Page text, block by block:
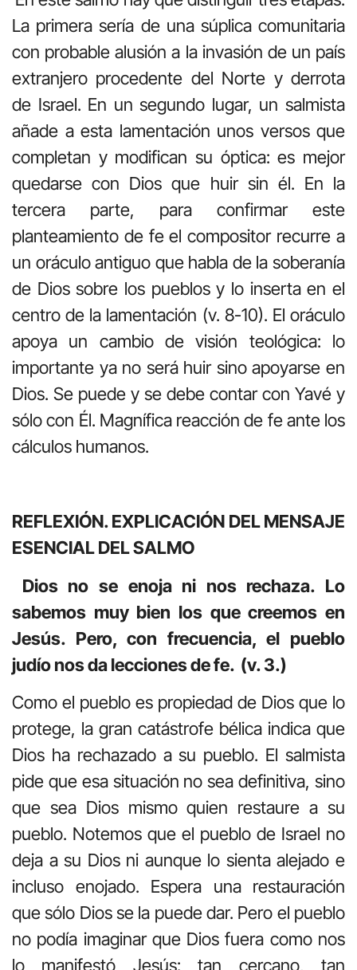
La primera sería de una súplica comunitaria
con probable alusión a la invasión de un país
extranjero procedente del Norte y derrota
de Israel. En un segundo lugar, un salmista
añade a esta lamentación unos versos que
completan y modifican su óptica: es mejor
quedarse con Dios que huir sin él. En la
tercera parte, para confirmar este
planteamiento de fe el compositor recurre a
un oráculo antiguo que habla de la soberanía
de Dios sobre los pueblos y lo inserta en el
centro de la lamentación (v. 8-10). El oráculo
apoya un cambio de visión teológica: lo
importante ya no será huir sino apoyarse en
Dios. Se puede y se debe contar con Yavé y
sólo con Él. Magnífica reacción de fe ante los
cálculos humanos.
REFLEXIÓN. EXPLICACIÓN DEL MENSAJE
ESENCIAL DEL SALMO
Dios no se enoja ni nos rechaza. Lo
sabemos muy bien los que creemos en
Jesús. Pero, con frecuencia, el pueblo
judío nos da lecciones de fe. (v. 3.)
Como el pueblo es propiedad de Dios que lo
protege, la gran catástrofe bélica indica que
Dios ha rechazado a su pueblo. El salmista
pide que esa situación no sea definitiva, sino
que sea Dios mismo quien restaure a su
pueblo. Notemos que el pueblo de Israel no
deja a su Dios ni aunque lo sienta alejado e
incluso enojado. Espera una restauración
que sólo Dios se la puede dar. Pero el pueblo
no podía imaginar que Dios fuera como nos
lo manifestó Jesús: tan cercano, tan